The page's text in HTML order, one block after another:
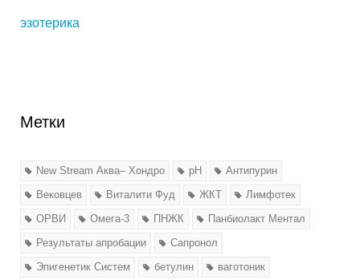
эзотерика
Метки
New Stream Аква– Хондро pH
Антипурин
Вековцев
Виталити Фуд ЖКТ
Лимфотек
ОРВИ
Омега-3 ПНЖК
Панбиолакт Ментал
Результаты апробации
Сапронол
Эпигенетик Систем
бетулин
ваготоник